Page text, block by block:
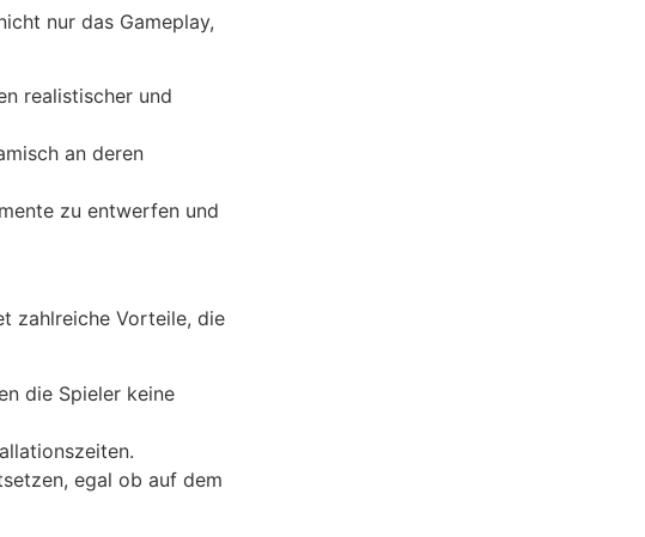
nur das Gameplay,
realistischer und
an deren
zu entwerfen und
zahlreiche Vorteile, die
die Spieler keine
egal ob auf dem